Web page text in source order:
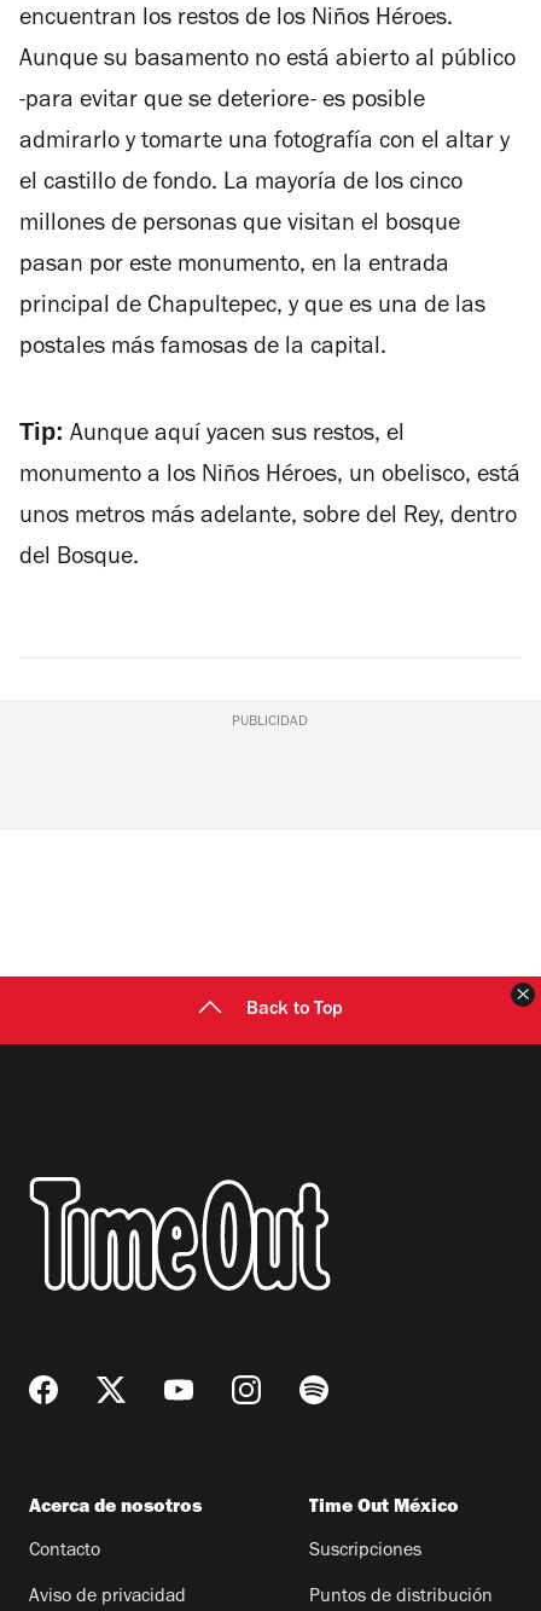
encuentran los restos de los Niños Héroes.
Aunque su basamento no está abierto al público
-para evitar que se deteriore- es posible
admirarlo y tomarte una fotografía con el altar y
el castillo de fondo. La mayoría de los cinco
millones de personas que visitan el bosque
pasan por este monumento, en la entrada
principal de Chapultepec, y que es una de las
postales más famosas de la capital.
Tip: Aunque aquí yacen sus restos, el
monumento a los Niños Héroes, un obelisco, está
unos metros más adelante, sobre del Rey, dentro
del Bosque.
PUBLICIDAD
Back to Top
Acerca de nosotros
Contacto
Aviso de privacidad
Time Out México
Suscripciones
Puntos de distribución